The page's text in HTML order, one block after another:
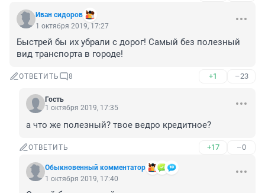
Иван сидоров
1 октября 2019, 17:27
Быстрей бы их убрали с дорог! Самый без полезный
вид транспорта в городе!
ОТВЕТИТЬ 8 +1 –23
Гость
1 октября 2019, 17:35
а что же полезный? твое ведро кредитное?
ОТВЕТИТЬ +17 –0
Обыкновенный комментатор
1 октября 2019, 17:40